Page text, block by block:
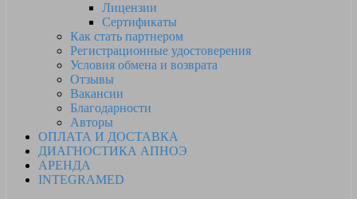
Лицензии
Сертификаты
Как стать партнером
Регистрационные удостоверения
Условия обмена и возврата
Отзывы
Вакансии
Благодарности
Авторы
ОПЛАТА И ДОСТАВКА
ДИАГНОСТИКА АПНОЭ
АРЕНДА
INTEGRAMED